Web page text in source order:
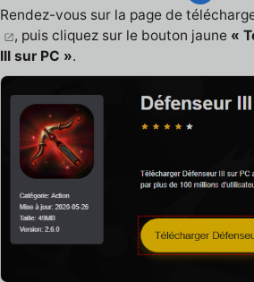
Rendez-vous sur la page de
, puis cliquez sur le bouton jaune «
III sur PC ».